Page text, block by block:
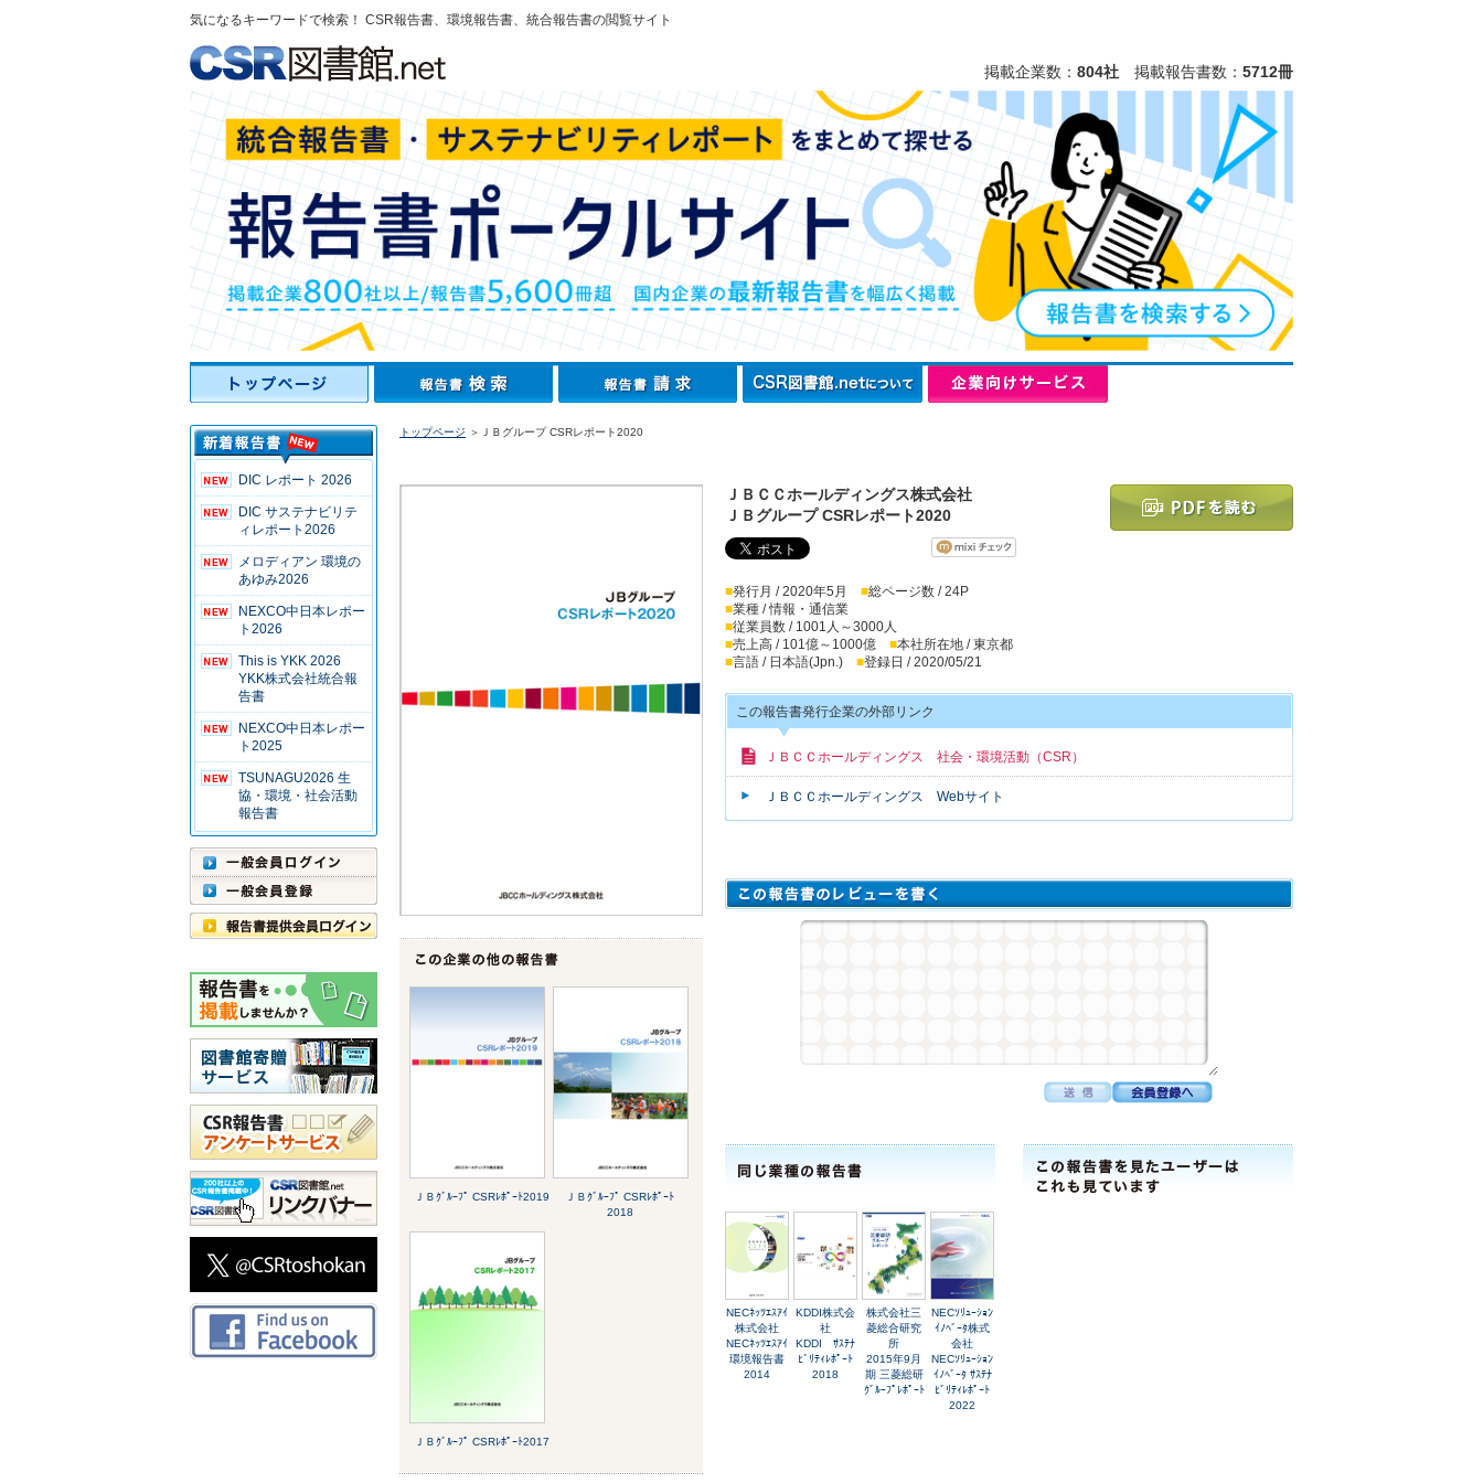
気になるキーワードで検索！ CSR報告書、環境報告書、統合報告書の閲覧サイト
掲載企業数： 804社 掲載報告書数： 5712冊
DIC レポート 2026
DIC サステナビリテ
ィレポート2026
メロディアン 環境の
あゆみ2026
NEXCO中日本レポー
ト2026
This is YKK 2026
YKK株式会社統合報
告書
NEXCO中日本レポー
ト2025
TSUNAGU2026 生
協・環境・社会活動
報告書
トップページ ＞ＪＢグループ CSRレポート2020
ＪＢｸﾞﾙｰﾌﾟ CSRﾚﾎﾟｰﾄ2019
ＪＢｸﾞﾙｰﾌﾟ CSRﾚﾎﾟｰﾄ
2018
ＪＢｸﾞﾙｰﾌﾟ CSRﾚﾎﾟｰﾄ2017
ＪＢＣＣホールディングス株式会社
ＪＢグループ CSRレポート2020
■発行月 / 2020年5月 ■総ページ数 / 24P
■業種 / 情報・通信業
■従業員数 / 1001人～3000人
■売上高 / 101億～1000億 ■本社所在地 / 東京都
■言語 / 日本語(Jpn.) ■登録日 / 2020/05/21
この報告書発行企業の外部リンク
ＪＢＣＣホールディングス 社会・環境活動（CSR）
ＪＢＣＣホールディングス Webサイト
NECﾈｯﾂｴｽｱｲ
株式会社
NECﾈｯﾂｴｽｱｲ
環境報告書
2014
KDDI株式会
社
KDDI ｻｽﾃﾅ
ﾋﾞﾘﾃｨﾚﾎﾟｰﾄ
2018
株式会社三
菱総合研究
所
2015年9月
期 三菱総研
ｸﾞﾙｰﾌﾟﾚﾎﾟｰﾄ
NECｿﾘｭｰｼｮﾝ
ｲﾉﾍﾞｰﾀ株式
会社
NECｿﾘｭｰｼｮﾝ
ｲﾉﾍﾞｰﾀ ｻｽﾃﾅ
ﾋﾞﾘﾃｨﾚﾎﾟｰﾄ
2022